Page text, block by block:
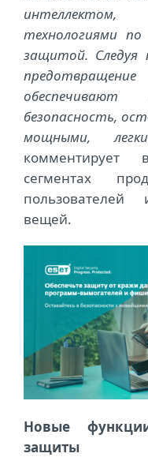
технологиями
защитой. Следуя
обеспечивают
безопасность,
мощными,
комментирует
сегментах
вещей.
Новые
защиты